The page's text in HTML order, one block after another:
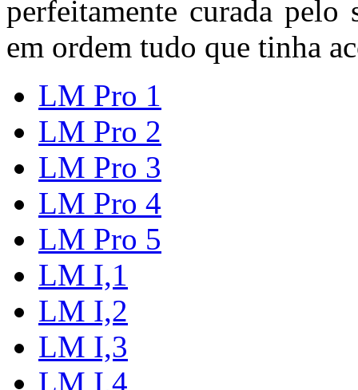
perfeitamente curada
em ordem tudo que tinha
LM Pro 1
LM Pro 2
LM Pro 3
LM Pro 4
LM Pro 5
LM I,1
LM I,2
LM I,3
LM I,4